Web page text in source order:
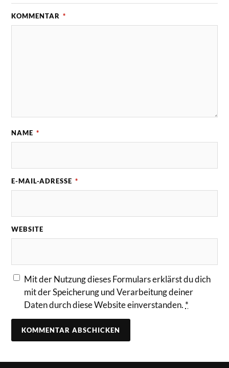
KOMMENTAR *
NAME *
E-MAIL-ADRESSE *
WEBSITE
Mit der Nutzung dieses Formulars erklärst du dich
mit der Speicherung und Verarbeitung deiner
Daten durch diese Website einverstanden. *